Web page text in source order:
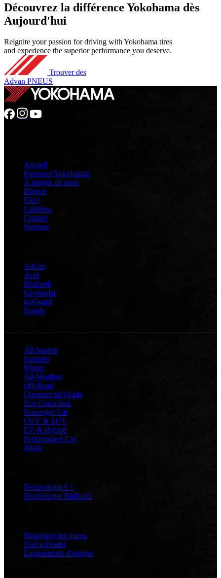
Découvrez la différence Yokohama dès
Aujourd'hui
Reignite your passion for driving with Yokohama tires
and experience the superior performance you deserve.
Trouver des
Advan PNEUS
Accueil
Pourquoi Yokohama?
À propos de nous
Blogue
FAQ
Carrières
Contact
Sitemap
Advan
Avid
BluEarth
Geolandar
iceGuard
Parada
All-Season
Summer
Winter
All-Weather
Off-Road
Commercial Grade
Eco-Conscious
Passenger Car
CUV & SUV
EV & Hybrid
Performance Car
Truck
Technologie E+
Technologie BluEarth
Magasiner les pneus
Find a Dealer
Équipements d'origine